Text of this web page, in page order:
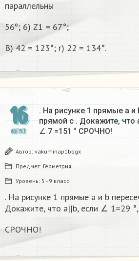
параллельны
56º; 6) Z1 = 67°;
B) 42 = 123°; r) 22 = 134°.​
16
АВГУСТ
. На рисунке 1 прямые а и
прямой с . Докажите, что
∠ 7 =151 °​ СРОЧНО!
Автор: vakuminap1bqgx
Предмет: Геометрия
Уровень: 5 - 9 класс
. На рисунке 1 прямые а и b
Докажите, что а||b, если ∠ 1=29
СРОЧНО!